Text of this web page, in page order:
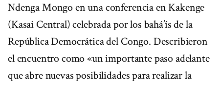
Ndenga Mongo en una conferencia en Kakenge
(Kasai Central) celebrada por los bahá’ís de la
República Democrática del Congo. Describieron
el encuentro como «un importante paso adelante
que abre nuevas posibilidades para realizar la